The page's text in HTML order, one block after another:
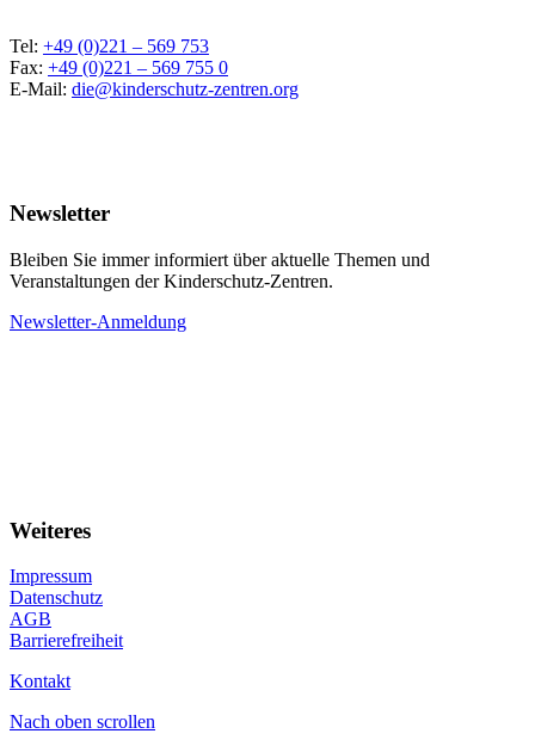
Tel: +49 (0)221 – 569 753
Fax: +49 (0)221 – 569 755 0
E-Mail: die@kinderschutz-zentren.org
Newsletter
Bleiben Sie immer informiert über aktuelle Themen und
Veranstaltungen der Kinderschutz-Zentren.
Newsletter-Anmeldung
Weiteres
Impressum
Datenschutz
AGB
Barrierefreiheit
Kontakt
Nach oben scrollen